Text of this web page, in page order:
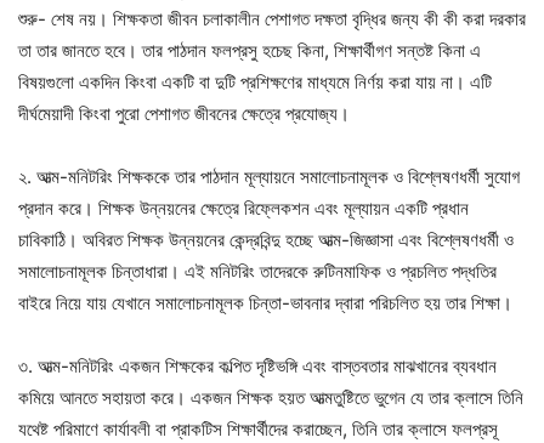
শুরু- শেষ নয়। শিক্ষকতা জীবন চলাকালীন পেশাগত দক্ষতা বৃদ্ধির জন্য কী কী করা দরকার
তা তার জানতে হবে। তার পাঠদান ফলপ্রসু হচেছ কিনা, শিক্ষার্থীগণ সন্তষ্ট কিনা এ
বিষয়গুলো একদিন কিংবা একটি বা দুটি প্রশিক্ষণের মাধ্যমে নির্ণয় করা যায় না। এটি
দীর্ঘমেয়াদী কিংবা পুরো পেশাগত জীবনের ক্ষেত্রে প্রযোজ্য।
২. আত্ম-মনিটরিং শিক্ষককে তার পাঠদান মূল্যায়নে সমালোচনামূলক ও বিশ্লেষণধর্মী সুযোগ
প্রদান করে। শিক্ষক উন্নয়নের ক্ষেত্রে রিফ্লেকশন এবং মূল্যায়ন একটি প্রধান
চাবিকাঠি। অবিরত শিক্ষক উন্নয়নের কেন্দ্রবিন্দু হচ্ছে আত্ম-জিজ্ঞাসা এবং বিশ্লেষণধর্মী ও
সমালোচনামূলক চিন্তাধারা। এই মনিটরিং তাদেরকে রুটিনমাফিক ও প্রচলিত পদ্ধতির
বাইরে নিয়ে যায় যেখানে সমালোচনামূলক চিন্তা-ভাবনার দ্বারা পরিচলিত হয় তার শিক্ষা।
৩. আত্ম-মনিটরিং একজন শিক্ষকের কল্পিত দৃষ্টিভঙ্গি এবং বাস্তবতার মাঝখানের ব্যবধান
কমিয়ে আনতে সহায়তা করে। একজন শিক্ষক হয়ত আত্মতুষ্টিতে ভুগেন যে তার ক্লাসে তিনি
যথেষ্ট পরিমাণে কার্যাবলী বা প্রাকটিস শিক্ষার্থীদের করাচ্ছেন, তিনি তার ক্লাসে ফলপ্রসূ